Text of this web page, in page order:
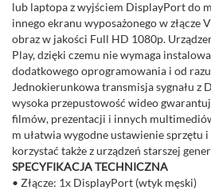
lub laptopa z wyjściem DisplayPort do
innego ekranu wyposażonego w złącze
obraz w jakości Full HD 1080p.
Play, dzięki czemu nie wymaga
dodatkowego oprogramowania i od
Jednokierunkowa transmisja sygnału z
wysoka przepustowość wideo
filmów, prezentacji i innych
m ułatwia wygodne ustawienie sprzętu
korzystać także z urządzeń starszej
SPECYFIKACJA TECHNICZNA
• Złącze: 1x DisplayPort (wtyk męski)